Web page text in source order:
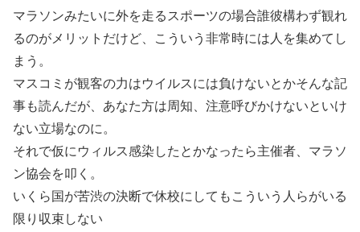
マラソンみたいに外を走るスポーツの場合誰彼構わず観れ
るのがメリットだけど、こういう非常時には人を集めてし
まう。
マスコミが観客の力はウイルスには負けないとかそんな記
事も読んだが、あなた方は周知、注意呼びかけないといけ
ない立場なのに。
それで仮にウィルス感染したとかなったら主催者、マラソ
ン協会を叩く。
いくら国が苦渋の決断で休校にしてもこういう人らがいる
限り収束しない